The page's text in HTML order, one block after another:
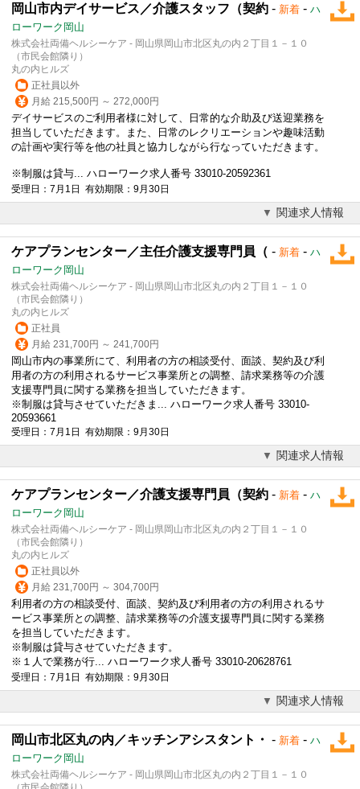
岡山市内デイサービス／介護スタッフ（契約 - 新着 - ハ
ローワーク岡山
株式会社両備ヘルシーケア - 岡山県岡山市北区丸の内２丁目１－１０
（市民会館隣り）
丸の内ヒルズ
正社員以外
月給 215,500円 ～ 272,000円
デイサービスのご利用者様に対して、日常的な介助及び送迎業務を
担当していただきます。また、日常のレクリエーションや趣味活動
の計画や実行等を他の社員と協力しながら行なっていただきます。
※制服は貸与... ハローワーク求人番号 33010-20592361
受理日：7月1日 有効期限：9月30日
関連求人情報
ケアプランセンター／主任介護支援専門員（ - 新着 - ハ
ローワーク岡山
株式会社両備ヘルシーケア - 岡山県岡山市北区丸の内２丁目１－１０
（市民会館隣り）
丸の内ヒルズ
正社員
月給 231,700円 ～ 241,700円
岡山市内の事業所にて、利用者の方の相談受付、面談、契約及び利
用者の方の利用されるサービス事業所との調整、請求業務等の介護
支援専門員に関する業務を担当していただきます。
※制服は貸与させていただきま... ハローワーク求人番号 33010-
20593661
受理日：7月1日 有効期限：9月30日
関連求人情報
ケアプランセンター／介護支援専門員（契約 - 新着 - ハ
ローワーク岡山
株式会社両備ヘルシーケア - 岡山県岡山市北区丸の内２丁目１－１０
（市民会館隣り）
丸の内ヒルズ
正社員以外
月給 231,700円 ～ 304,700円
利用者の方の相談受付、面談、契約及び利用者の方の利用されるサ
ービス事業所との調整、請求業務等の介護支援専門員に関する業務
を担当していただきます。
※制服は貸与させていただきます。
※１人で業務が行... ハローワーク求人番号 33010-20628761
受理日：7月1日 有効期限：9月30日
関連求人情報
岡山市北区丸の内／キッチンアシスタント・ - 新着 - ハ
ローワーク岡山
株式会社両備ヘルシーケア - 岡山県岡山市北区丸の内２丁目１－１０